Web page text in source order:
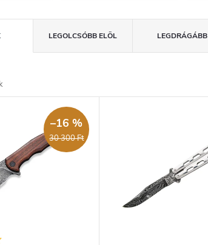
LEGOLCSÓBB ELÖL LEGDRÁGÁBB
30 300 Ft
–16 %